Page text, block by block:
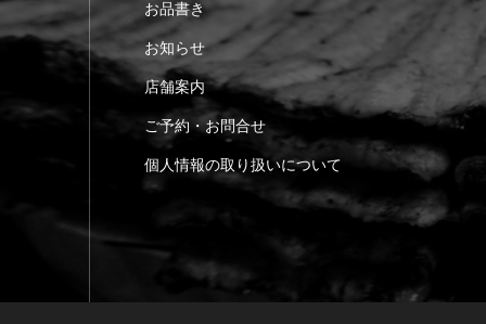
お品書き
お知らせ
店舗案内
ご予約・お問合せ
個人情報の取り扱いについて